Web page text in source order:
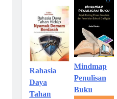
Rahasia
Daya
Tahan
Mindmap
Penulisan
Buku